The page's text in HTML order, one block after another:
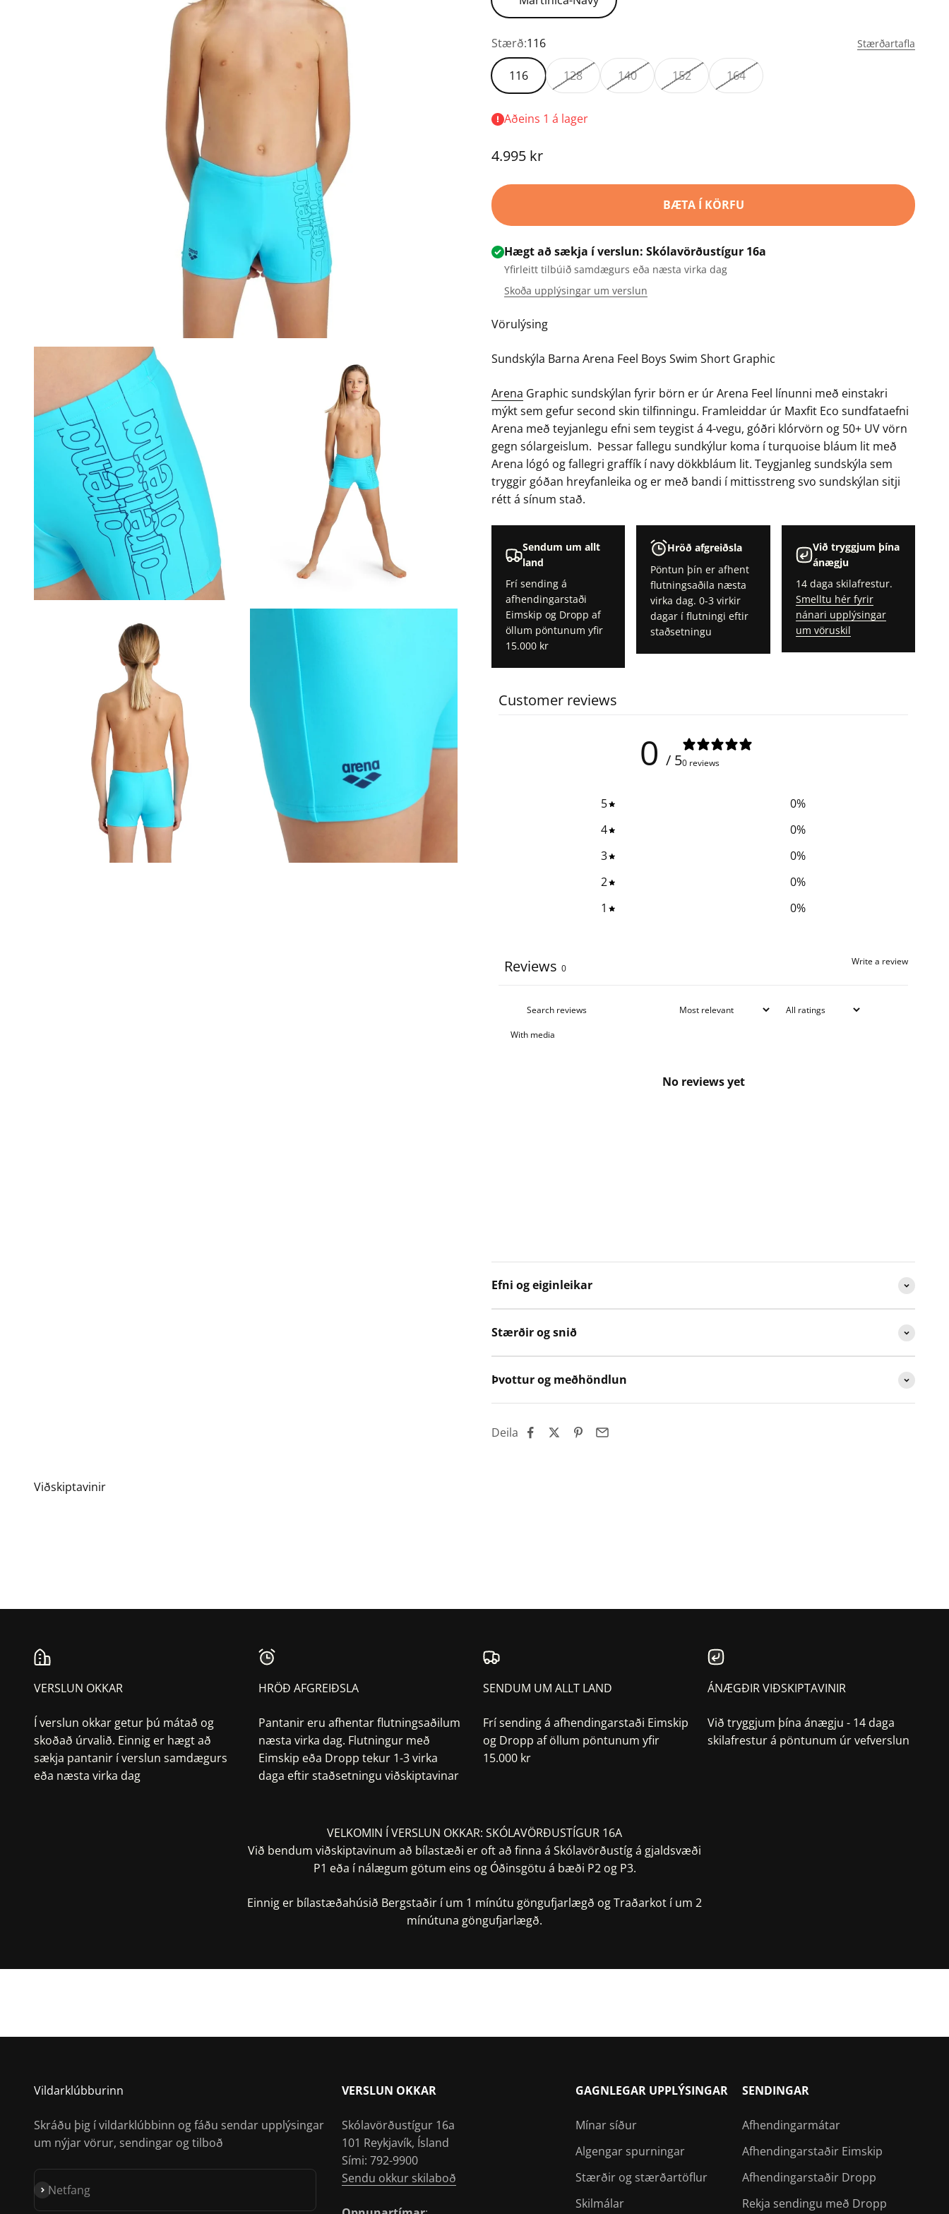
Stærð:116 Stærðartafla
116 128 140 152 164
Aðeins 1 á lager
Tilboðsverð
4.995 kr
BÆTA Í KÖRFU
Hægt að sækja í verslun: Skólavörðustígur 16a
Yfirleitt tilbúið samdægurs eða næsta virka dag
Skoða upplýsingar um verslun
Vörulýsing
Sundskýla Barna Arena Feel Boys Swim Short Graphic
Arena Graphic sundskýlan fyrir börn er úr Arena Feel línunni með einstakri
mýkt sem gefur second skin tilfinningu. Framleiddar úr Maxfit Eco sundfataefni
Arena með teyjanlegu efni sem teygist á 4-vegu, góðri klórvörn og 50+ UV vörn
gegn sólargeislum. Þessar fallegu sundkýlur koma í turquoise bláum lit með
Arena lógó og fallegri graffík í navy dökkbláum lit. Teygjanleg sundskýla sem
tryggir góðan hreyfanleika og er með bandi í mittisstreng svo sundskýlan sitji
rétt á sínum stað.
Sendum um allt
land
Frí sending á
afhendingarstaði
Eimskip og Dropp af
öllum pöntunum yfir
15.000 kr
Hröð afgreiðsla
Pöntun þín er afhent
flutningsaðila næsta
virka dag. 0-3 virkir
dagar í flutningi eftir
staðsetningu
Við tryggjum þína
ánægju
14 daga skilafrestur.
Smelltu hér fyrir
nánari upplýsingar
um vöruskil
Customer reviews
0 / 50 reviews
5 0%
4
0%
3
0%
2
0%
1
0%
Write a review
Reviews 0
With media
No reviews yet
Efni og eiginleikar
Stærðir og snið
Þvottur og meðhöndlun
Deila
VERSLUN OKKAR
Í verslun okkar getur þú mátað og
skoðað úrvalið. Einnig er hægt að
sækja pantanir í verslun samdægurs
eða næsta virka dag
HRÖÐ AFGREIÐSLA
Pantanir eru afhentar flutningsaðilum
næsta virka dag. Flutningur með
Eimskip eða Dropp tekur 1-3 virka
daga eftir staðsetningu viðskiptavinar
SENDUM UM ALLT LAND
Frí sending á afhendingarstaði Eimskip
og Dropp af öllum pöntunum yfir
15.000 kr
ÁNÆGÐIR VIÐSKIPTAVINIR
Við tryggjum þína ánægju - 14 daga
skilafrestur á pöntunum úr vefverslun
VELKOMIN Í VERSLUN OKKAR: SKÓLAVÖRÐUSTÍGUR 16A
Við bendum viðskiptavinum að bílastæði er oft að finna á Skólavörðustíg á gjaldsvæði
P1 eða í nálægum götum eins og Óðinsgötu á bæði P2 og P3.
Einnig er bílastæðahúsið Bergstaðir í um 1 mínútu göngufjarlægð og Traðarkot í um 2
mínútuna göngufjarlægð.
Vildarklúbburinn
Skráðu þig í vildarklúbbinn og fáðu sendar upplýsingar
um nýjar vörur, sendingar og tilboð
Netfang
Skrá á póstlista
VERSLUN OKKAR
Skólavörðustígur 16a
101 Reykjavík, Ísland
Sími: 792-9900
Sendu okkur skilaboð
GAGNLEGAR UPPLÝSINGAR
Mínar síður
Algengar spurningar
Stærðir og stærðartöflur
Skilmálar
SENDINGAR
Afhendingarmátar
Afhendingarstaðir Eimskip
Afhendingarstaðir Dropp
Rekja sendingu með Dropp